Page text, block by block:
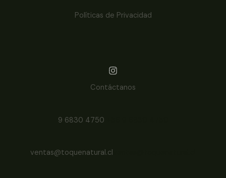
Políticas de Privacidad
Contáctanos
9 6830 4750
ventas@toquenatural.cl